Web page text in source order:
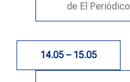
de El Periódico
14.05 – 15.05